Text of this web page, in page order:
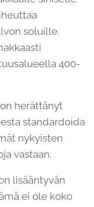
soluille.
400-
herättänyt
standardoida
nykyisten
vastaan.
lisääntyvän
ei ole koko